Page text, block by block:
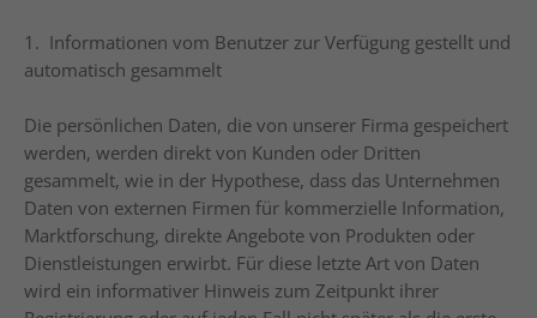
1. Informationen vom Benutzer zur Verfügung gestellt und
automatisch gesammelt
Die persönlichen Daten, die von unserer Firma gespeichert
werden, werden direkt von Kunden oder Dritten
gesammelt, wie in der Hypothese, dass das Unternehmen
Daten von externen Firmen für kommerzielle Information,
Marktforschung, direkte Angebote von Produkten oder
Dienstleistungen erwirbt. Für diese letzte Art von Daten
wird ein informativer Hinweis zum Zeitpunkt ihrer